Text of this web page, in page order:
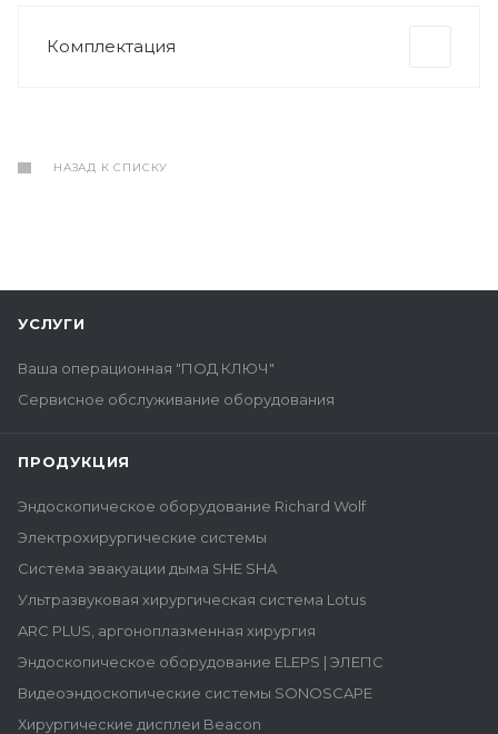
Комплектация
НАЗАД К СПИСКУ
УСЛУГИ
Ваша операционная "ПОД КЛЮЧ"
Сервисное обслуживание оборудования
ПРОДУКЦИЯ
Эндоскопическое оборудование Richard Wolf
Электрохирургические системы
Система эвакуации дыма SHE SHA
Ультразвуковая хирургическая система Lotus
ARC PLUS, аргоноплазменная хирургия
Эндоскопическое оборудование ELEPS | ЭЛЕПС
Видеоэндоскопические системы SONOSCAPE
Хирургические дисплеи Beacon